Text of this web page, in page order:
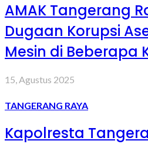
AMAK Tangerang
Dugaan Korupsi
Mesin di Beberapa
15, Agustus 2025
TANGERANG RAYA
Kapolresta